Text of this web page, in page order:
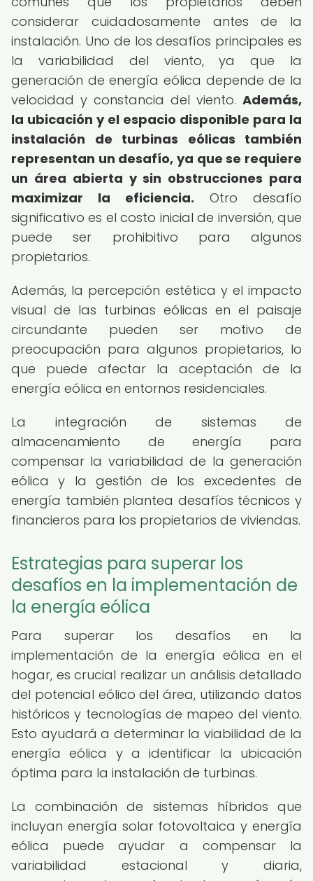
considerar cuidadosamente antes de la
instalación. Uno de los desafíos principales es
la variabilidad del viento, ya que la
generación de energía eólica depende de la
velocidad y constancia del viento. Además,
la ubicación y el espacio disponible para la
instalación de turbinas eólicas también
representan un desafío, ya que se requiere
un área abierta y sin obstrucciones para
maximizar la eficiencia. Otro desafío
significativo es el costo inicial de inversión, que
puede ser prohibitivo para algunos
propietarios.
Además, la percepción estética y el impacto
visual de las turbinas eólicas en el paisaje
circundante pueden ser motivo de
preocupación para algunos propietarios, lo
que puede afectar la aceptación de la
energía eólica en entornos residenciales.
La integración de sistemas de
almacenamiento de energía para
compensar la variabilidad de la generación
eólica y la gestión de los excedentes de
energía también plantea desafíos técnicos y
financieros para los propietarios de viviendas.
Estrategias para superar los
desafíos en la implementación de
la energía eólica
Para superar los desafíos en la
implementación de la energía eólica en el
hogar, es crucial realizar un análisis detallado
del potencial eólico del área, utilizando datos
históricos y tecnologías de mapeo del viento.
Esto ayudará a determinar la viabilidad de la
energía eólica y a identificar la ubicación
óptima para la instalación de turbinas.
La combinación de sistemas híbridos que
incluyan energía solar fotovoltaica y energía
eólica puede ayudar a compensar la
variabilidad estacional y diaria,